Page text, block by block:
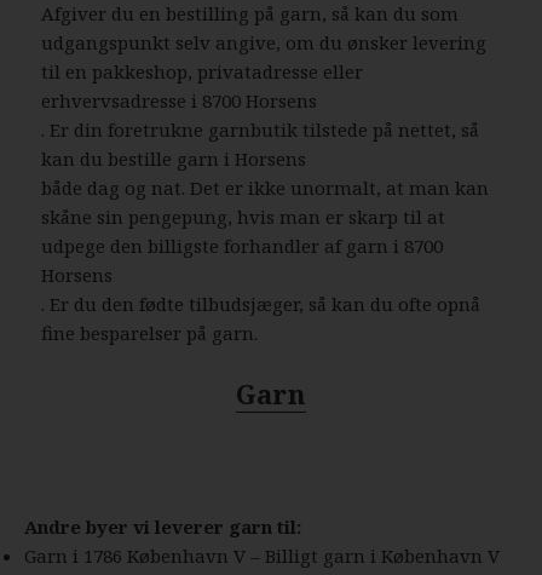
Afgiver du en bestilling på garn, så kan du som
udgangspunkt selv angive, om du ønsker levering
til en pakkeshop, privatadresse eller
erhvervsadresse i 8700 Horsens
. Er din foretrukne garnbutik tilstede på nettet, så
kan du bestille garn i Horsens
både dag og nat. Det er ikke unormalt, at man kan
skåne sin pengepung, hvis man er skarp til at
udpege den billigste forhandler af garn i 8700
Horsens
. Er du den fødte tilbudsjæger, så kan du ofte opnå
fine besparelser på garn.
Garn
Andre byer vi leverer garn til:
Garn i 1786 København V – Billigt garn i København V